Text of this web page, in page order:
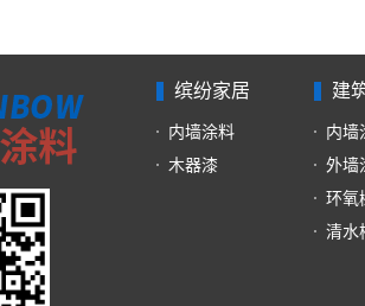
缤纷家居
内墙涂料
木器漆
建
内墙
外墙
环氧
清水